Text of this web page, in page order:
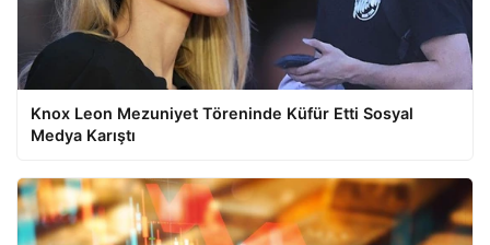
Knox Leon Mezuniyet Töreninde Küfür Etti Sosyal
Medya Karıştı